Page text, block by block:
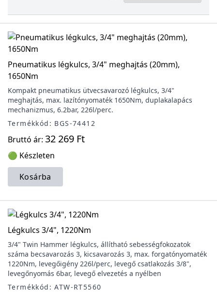
Pneumatikus légkulcs, 3/4" meghajtás (20mm),
1650Nm
Kompakt pneumatikus ütvecsavarozó légkulcs, 3/4"
meghajtás, max. lazítónyomaték 1650Nm, duplakalapács
mechanizmus, 6.2bar, 226l/perc.
Termékkód: BGS-74412
Bruttó ár: 32 269 Ft
🟢 Készleten
Kosárba
Légkulcs 3/4", 1220Nm
3/4" Twin Hammer légkulcs, állítható sebességfokozatok
száma becsavarozás 3, kicsavarozás 3, max. forgatónyomaték
1220Nm, levegőigény 226l/perc, levegő csatlakozás 3/8",
levegőnyomás 6bar, levegő elvezetés a nyélben
Termékkód: ATW-RT5560